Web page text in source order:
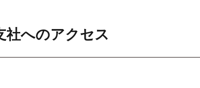
社へのアクセス